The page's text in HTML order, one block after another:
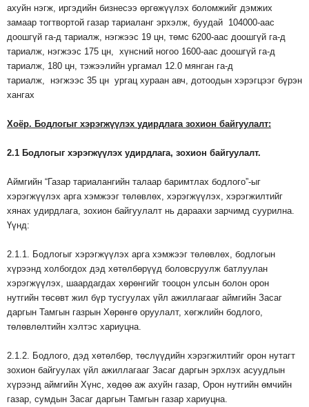
ахуйн нэгж, иргэдийн бизнесээ өргөжүүлэх боломжийг дэмжих
замаар тогтвортой газар тариаланг эрхэлж, буудай 104000-аас
доошгүй га-д тариалж, нэгжээс 19 цн, төмс 6200-аас доошгүй га-д
тариалж, нэгжээс 175 цн, хүнсний ногоо 1600-аас доошгүй га-д
тариалж, 180 цн, тэжээлийн ургамал 12.0 мянган га-д
тариалж, нэгжээс 35 цн ургац хураан авч, дотоодын хэрэгцээг бүрэн
хангах
Хоёр. Бодлогыг хэрэгжүүлэх удирдлага зохион байгуулалт:
2.1 Бодлогыг хэрэгжүүлэх удирдлага, зохион байгуулалт.
Аймгийн “Газар тариалангийн талаар баримтлах бодлого”-ыг
хэрэгжүүлэх арга хэмжээг төлөвлөх, хэрэгжүүлэх, хэрэгжилтийг
хянах удирдлага, зохион байгуулалт нь дараахи зарчимд суурилна.
Үүнд:
2.1.1. Бодлогыг хэрэгжүүлэх арга хэмжээг төлөвлөх, бодлогын
хүрээнд холбогдох дэд хөтөлбөрүүд боловсруулж батлуулан
хэрэгжүүлэх, шаардагдах хөрөнгийг тооцон улсын болон орон
нутгийн төсөвт жил бүр тусгуулах үйл ажиллагааг аймгийн Засаг
даргын Тамгын газрын Хөрөнгө оруулалт, хөгжлийн бодлого,
төлөвлөлтийн хэлтэс хариуцна.
2.1.2. Бодлого, дэд хөтөлбөр, төслүүдийн хэрэгжилтийг орон нутагт
зохион байгуулах үйл ажиллагааг Засаг даргын эрхлэх асуудлын
хүрээнд аймгийн Хүнс, хөдөө аж ахуйн газар, Орон нутгийн өмчийн
газар, сумдын Засаг даргын Тамгын газар хариуцна.